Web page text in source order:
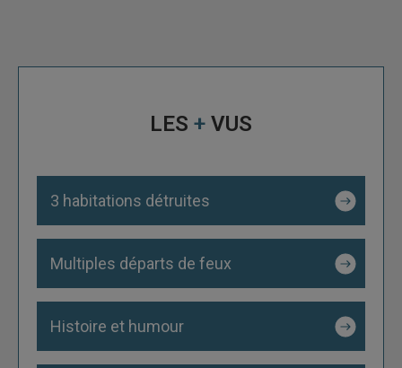
Remiremont : Vincent Munier sera le parrain du
premier Festival du Film d’Émotions
LES + VUS
3 habitations détruites
Multiples départs de feux
Histoire et humour